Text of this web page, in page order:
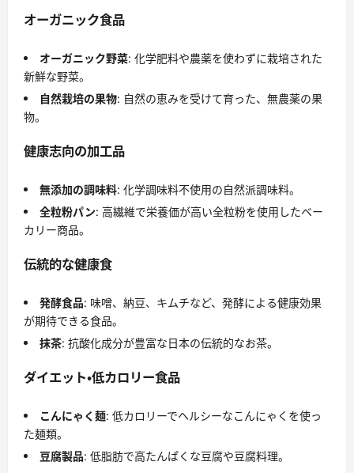
オーガニック食品
オーガニック野菜: 化学肥料や農薬を使わずに栽培された
新鮮な野菜。
自然栽培の果物: 自然の恵みを受けて育った、無農薬の果
物。
健康志向の加工品
無添加の調味料: 化学調味料不使用の自然派調味料。
全粒粉パン: 高繊維で栄養価が高い全粒粉を使用したベー
カリー商品。
伝統的な健康食
発酵食品: 味噌、納豆、キムチなど、発酵による健康効果
が期待できる食品。
抹茶: 抗酸化成分が豊富な日本の伝統的なお茶。
ダイエット・低カロリー食品
こんにゃく麺: 低カロリーでヘルシーなこんにゃくを使っ
た麺類。
豆腐製品: 低脂肪で高たんぱくな豆腐や豆腐料理。